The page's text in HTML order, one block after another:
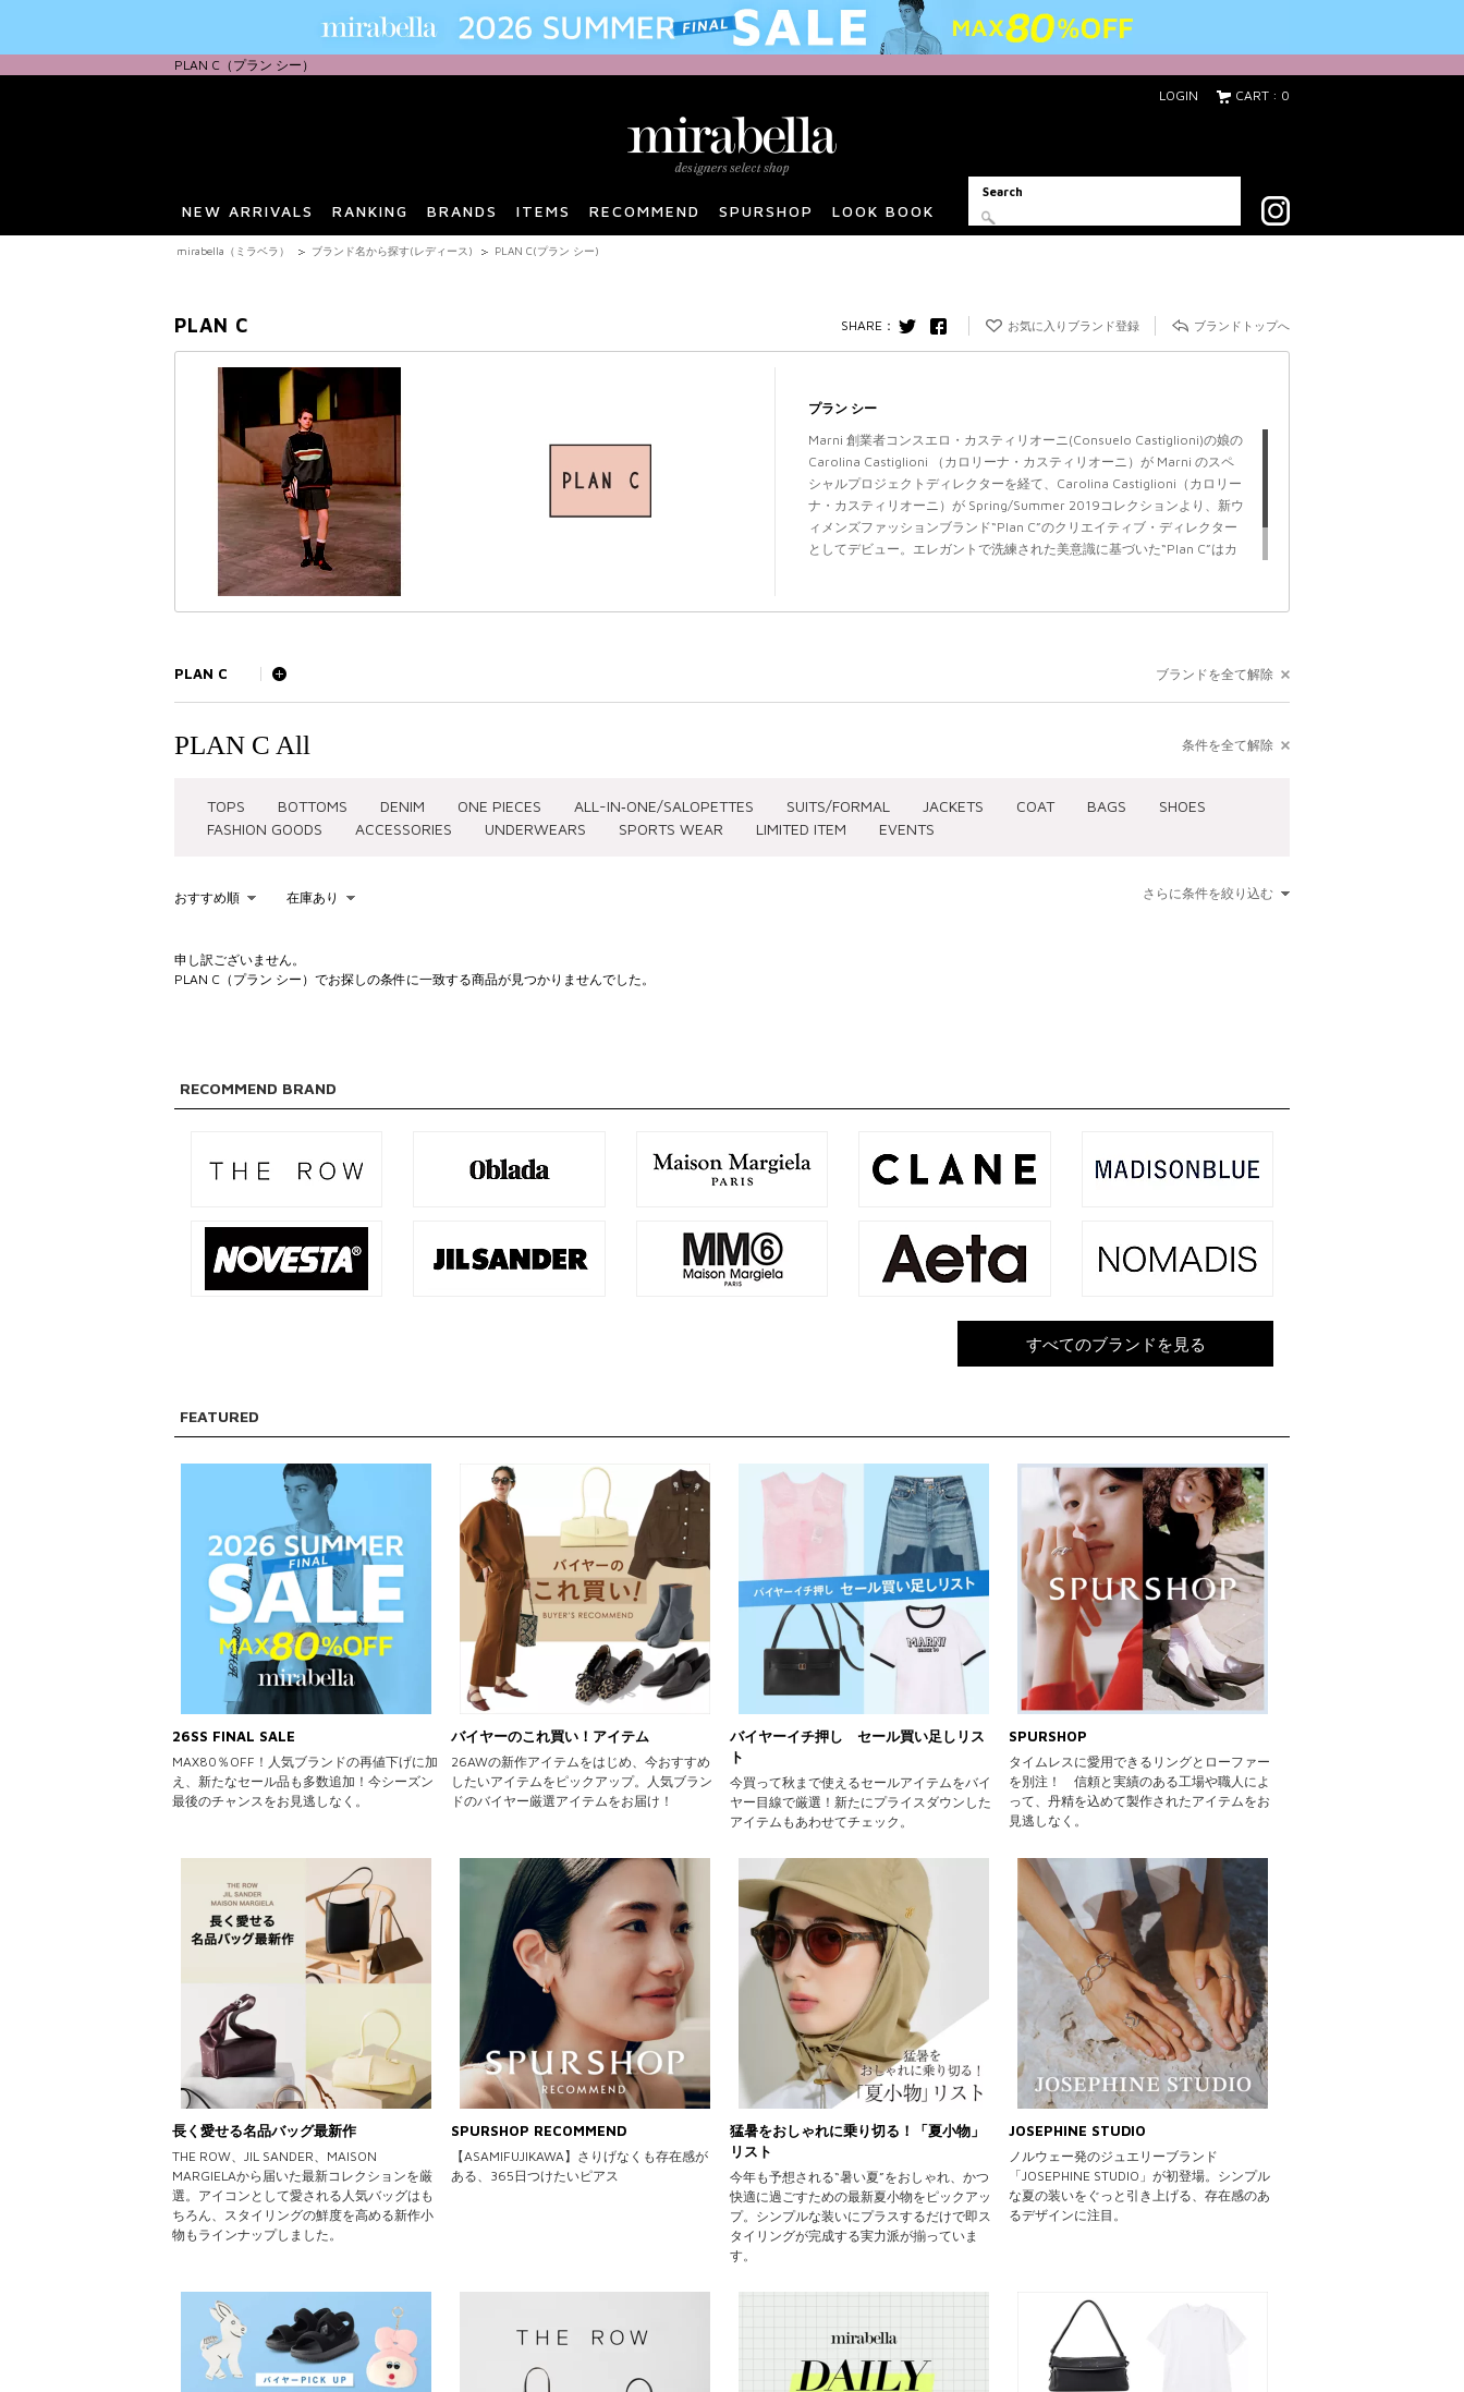
PLAN C（プラン シー）
LOGIN
CART : 0
NEW ARRIVALS RANKING BRANDS ITEMS RECOMMEND SPURSHOP LOOK BOOK
Search
mirabella（ミラベラ） ブランド名から探す(レディース) PLAN C(プラン シー)
PLAN C twitter Facebookお気に入りブランド登録 ブランドトップへ
プラン シー
Marni 創業者コンスエロ・カスティリオーニ(Consuelo Castiglioni)の娘の
Carolina Castiglioni （カロリーナ・カスティリオーニ）が Marni のスペ
シャルプロジェクトディレクターを経て、Carolina Castiglioni（カロリー
ナ・カスティリオーニ）が Spring/Summer 2019コレクションより、新ウ
ィメンズファッションブランド“Plan C”のクリエイティブ・ディレクター
としてデビュー。エレガントで洗練された美意識に基づいた“Plan C”はカ
PLAN C ブランドを全て解除
PLAN C All 条件を全て解除
TOPS BOTTOMS DENIM ONE PIECES ALL-IN‐ONE/SALOPETTES SUITS/FORMAL JACKETS COAT BAGS
SHOES
FASHION GOODS
ACCESSORIES UNDERWEARS SPORTS WEAR LIMITED ITEM EVENTS
おすすめ順 在庫あり さらに条件を絞り込む
KEYWORD
を含む
販売タイプ
再入荷
～XS
フリー
25
26
26.5
27.5
28～
申し訳ございません。
PLAN C（プラン シー）でお探しの条件に一致する商品が見つかりませんでした。
RECOMMEND BRAND
すべてのブランドを見る
FEATURED
26SS FINAL SALE
MAX80％OFF！人気ブランドの再値下げに加
え、新たなセール品も多数追加！今シーズン
最後のチャンスをお見逃しなく。
バイヤーのこれ買い！アイテム
26AWの新作アイテムをはじめ、今おすすめ
したいアイテムをピックアップ。人気ブラン
ドのバイヤー厳選アイテムをお届け！
バイヤーイチ押し セール買い足しリス
ト
今買って秋まで使えるセールアイテムをバイ
ヤー目線で厳選！新たにプライスダウンした
アイテムもあわせてチェック。
SPURSHOP
タイムレスに愛用できるリングとローファー
を別注！ 信頼と実績のある工場や職人によ
って、丹精を込めて製作されたアイテムをお
見逃しなく。
長く愛せる名品バッグ最新作
THE ROW、JIL SANDER、MAISON
MARGIELAから届いた最新コレクションを厳
選。アイコンとして愛される人気バッグはも
ちろん、スタイリングの鮮度を高める新作小
物もラインナップしました。
SPURSHOP RECOMMEND
【ASAMIFUJIKAWA】さりげなくも存在感が
ある、365日つけたいピアス
猛暑をおしゃれに乗り切る！「夏小物」
リスト
今年も予想される“暑い夏”をおしゃれ、かつ
快適に過ごすための最新夏小物をピックアッ
プ。シンプルな装いにプラスするだけで即ス
タイリングが完成する実力派が揃っていま
す。
JOSEPHINE STUDIO
ノルウェー発のジュエリーブランド
「JOSEPHINE STUDIO」が初登場。シンプル
な夏の装いをぐっと引き上げる、存在感のあ
るデザインに注目。